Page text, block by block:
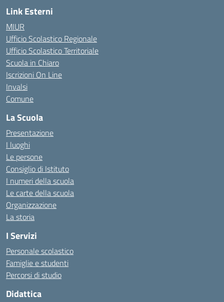
Link Esterni
MIUR
Ufficio Scolastico Regionale
Ufficio Scolastico Territoriale
Scuola in Chiaro
Iscrizioni On Line
Invalsi
Comune
La Scuola
Presentazione
I luoghi
Le persone
Consiglio di Istituto
I numeri della scuola
Le carte della scuola
Organizzazione
La storia
I Servizi
Personale scolastico
Famiglie e studenti
Percorsi di studio
Didattica